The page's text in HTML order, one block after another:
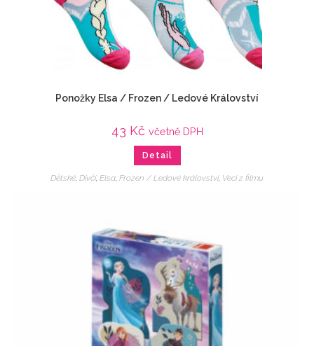
Ponožky Elsa / Frozen / Ledové Království
43 Kč včetně DPH
Detail
Dětské, Dívčí, Elsa, Frozen / Ledové království, Veci z filmu